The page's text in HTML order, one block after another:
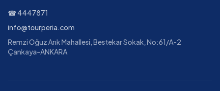
☎4447871
info@tourperia.com
Remzi Oğuz Arık Mahallesi, Bestekar Sokak, No:61/A-2
Çankaya-ANKARA